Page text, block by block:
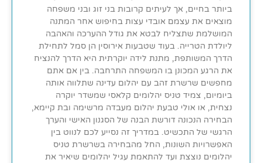
ביותר בחיים, אך לעיתים קרובות בני זוג ובני משפחה
מוצאים את עצמם אובדי עצות בחיפוש אחר המתנה
המושלמת שתצליח לבטא את גודל ההערכה והאהבה
ליולדת הטרייה. בעוד שטבעות אירוסין הן סמל לתחילת
הדרך המשותפת, מתנת לידה יוקרתית היא הדרך להנציח
את הרגע המכונן בו המשפחה התרחבה. בין אם אתם
מחפשים שרשרת זהב עם יהלום עדינה שתלווה אותה
ביומיום, צמיד טניס יהלומים קלאסי שמשדר יוקרה
נצחית, או אולי טבעת יהלום מעבדה מרשימה ובת קיימא,
הבחירה הנכונה דורשת הבנה של הסגנון האישי והערך
הרגשי של התכשיט. במדריך זה נסייע לכם לנווט בין
האפשרויות השונות, החל מהבחירה בשרשרת טניס
יהלומים נוצצת ועד להתאמת עגיל יהלומים שיאיר את